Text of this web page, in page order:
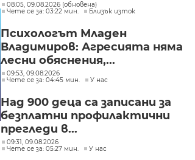
08:05, 09.08.2026 (обновена)
Чете се за: 03:22 мин.
Близък изток
Психологът Младен
Владимиров: Агресията няма
лесни обяснения,...
09:53, 09.08.2026
Чете се за: 04:45 мин.
У нас
Над 900 деца са записани за
безплатни профилактични
прегледи в...
09:31, 09.08.2026
Чете се за: 05:27 мин.
У нас